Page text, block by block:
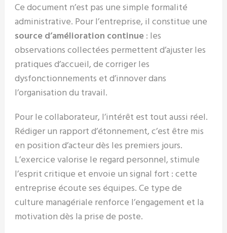
Ce document n’est pas une simple formalité
administrative. Pour l’entreprise, il constitue une
source d’amélioration continue: les
observations collectées permettent d’ajuster les
pratiques d’accueil, de corriger les
dysfonctionnements et d’innover dans
l’organisation du travail.
Pour le collaborateur, l’intérêt est tout aussi réel.
Rédiger un rapport d’étonnement, c’est être mis
en position d’acteur dès les premiers jours.
L’exercice valorise le regard personnel, stimule
l’esprit critique et envoie un signal fort : cette
entreprise écoute ses équipes. Ce type de
culture managériale renforce l’engagement et la
motivation dès la prise de poste.